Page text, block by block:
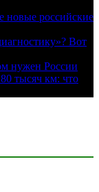
новые российские
Вот
нужен России
тысяч км: что